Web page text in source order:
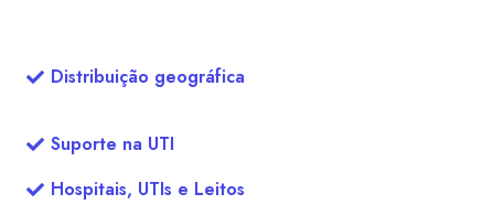
Distribuição geográfica
Suporte na UTI
Hospitais, UTIs e Leitos